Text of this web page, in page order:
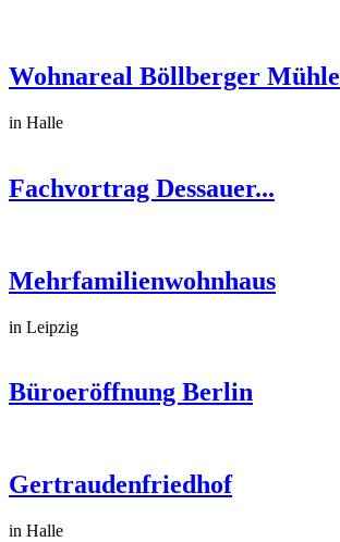
Wohnareal Böllberger Mühle
in Halle
Fachvortrag Dessauer...
Mehrfamilienwohnhaus
in Leipzig
Büroeröffnung Berlin
Gertraudenfriedhof
in Halle